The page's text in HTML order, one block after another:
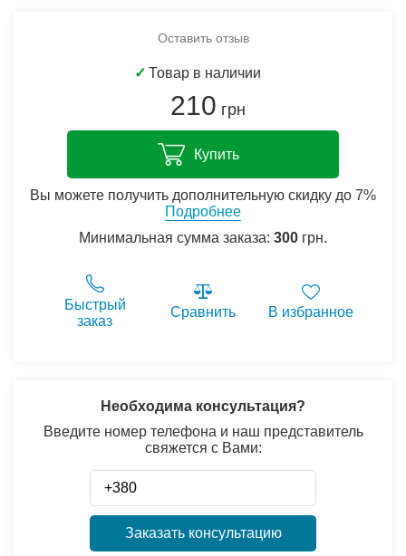
Оставить отзыв
✓ Товар в наличии
210 грн
Купить
Вы можете получить дополнительную скидку до 7%
Подробнее
Минимальная сумма заказа: 300 грн.
Быстрый
заказ
Сравнить В избранное
Необходима консультация?
Введите номер телефона и наш представитель
свяжется с Вами:
Заказать консультацию